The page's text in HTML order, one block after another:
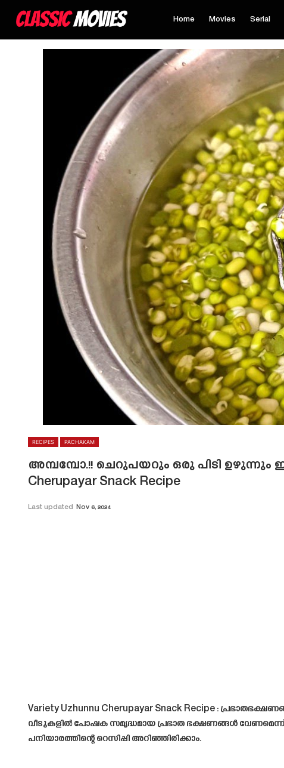
Home Movies Serial
RECIPES PACHAKAM
അമ്പമ്പോ.!! ചെറുപയറും ഒരു പിടി ഉഴുന്നും
Cherupayar Snack Recipe
Last updated Nov 6, 2024
Variety Uzhunnu Cherupayar Snack Recipe :
വീടുകളിൽ പോഷക സമൃദ്ധമായ പ്രഭാത ഭക്ഷണങ്ങൾ
പനിയാരത്തിന്റെ റെസിപ്പി അറിഞ്ഞിരിക്കാം.